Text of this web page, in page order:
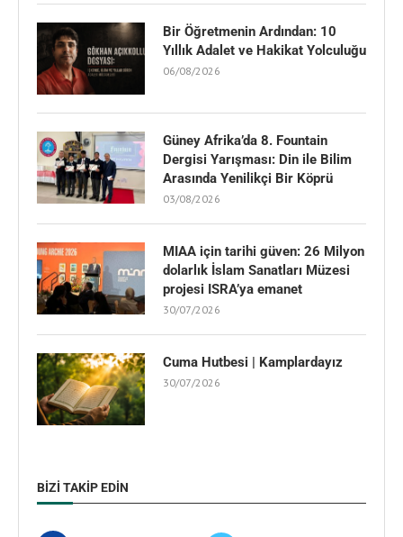
Bir Öğretmenin Ardından: 10
Yıllık Adalet ve Hakikat Yolculuğu
06/08/2026
Güney Afrika’da 8. Fountain
Dergisi Yarışması: Din ile Bilim
Arasında Yenilikçi Bir Köprü
03/08/2026
MIAA için tarihi güven: 26 Milyon
dolarlık İslam Sanatları Müzesi
projesi ISRA’ya emanet
30/07/2026
Cuma Hutbesi | Kamplardayız
30/07/2026
BIZI TAKIP EDIN